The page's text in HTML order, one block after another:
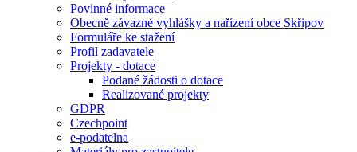
Povinné informace
Obecně závazné vyhlášky a nařízení obce Skřipov
Formuláře ke stažení
Profil zadavatele
Projekty - dotace
Podané žádosti o dotace
Realizované projekty
GDPR
Czechpoint
e-podatelna